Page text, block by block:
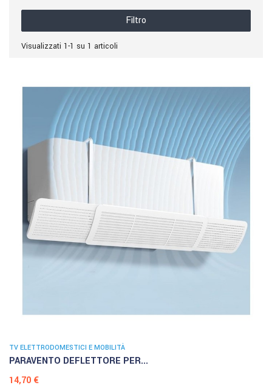
Filtro
Visualizzati 1-1 su 1 articoli
TV ELETTRODOMESTICI E MOBILITÀ
PARAVENTO DEFLETTORE PER...
Prezzo
14,70 €